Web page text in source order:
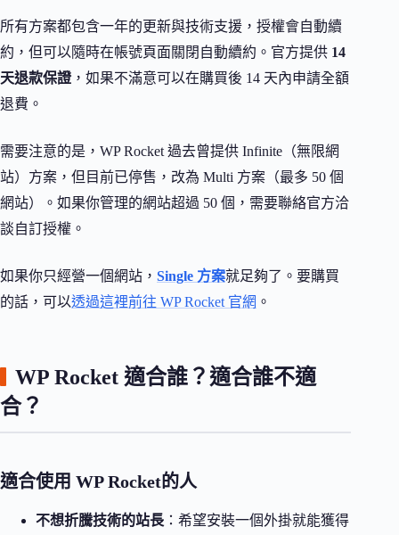
所有方案都包含一年的更新與技術支援，授權會自動續
約，但可以隨時在帳號頁面關閉自動續約。官方提供 14
天退款保證 ，如果不滿意可以在購買後 14 天內申請全額
退費。
需要注意的是，WP Rocket 過去曾提供 Infinite（無限網
站）方案，但目前已停售，改為 Multi 方案（最多 50 個
網站）。如果你管理的網站超過 50 個，需要聯絡官方洽
談自訂授權。
如果你只經營一個網站， Single 方案就足夠了。要購買
的話，可以透過這裡前往 WP Rocket 官網 。
WP Rocket 適合誰？適合誰不適
合？
適合使用 WP Rocket的人
不想折騰技術的站長 ：希望安裝一個外掛就能獲得